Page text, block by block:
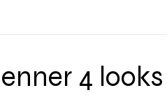
4 looks